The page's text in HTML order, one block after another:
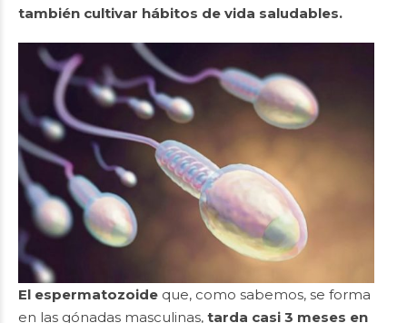
también cultivar hábitos de vida saludables.
El espermatozoide que, como sabemos, se forma
en las gónadas masculinas, tarda casi 3 meses en